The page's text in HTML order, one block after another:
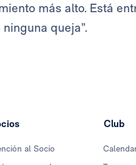
más alto. Está
queja”.
al Socio
Club